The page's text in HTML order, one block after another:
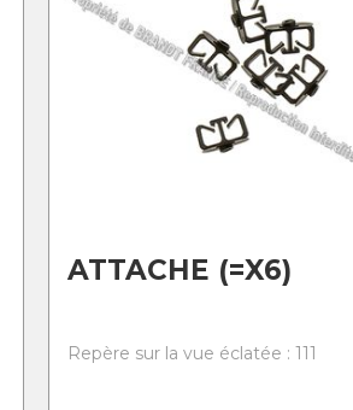
ATTACHE (=X6)
Repère sur la vue éclatée : 111